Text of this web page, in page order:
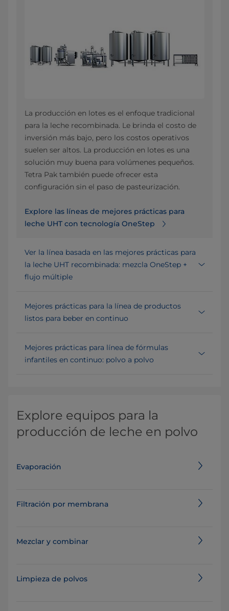
La producción en lotes es el enfoque tradicional
para la leche recombinada. Le brinda el costo de
inversión más bajo, pero los costos operativos
suelen ser altos. La producción en lotes es una
solución muy buena para volúmenes pequeños.
Tetra Pak también puede ofrecer esta
configuración sin el paso de pasteurización.
Explore las líneas de mejores prácticas para
leche UHT con tecnología OneStep
Ver la línea basada en las mejores prácticas para
la leche UHT recombinada: mezcla OneStep +
flujo múltiple
Mejores prácticas para la línea de productos
listos para beber en continuo
Mejores prácticas para línea de fórmulas
infantiles en continuo: polvo a polvo
Explore equipos para la
producción de leche en polvo
Evaporación
Filtración por membrana
Mezclar y combinar
Limpieza de polvos